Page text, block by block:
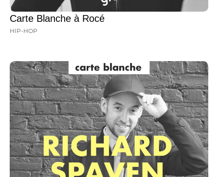
Carte Blanche à Rocé
HIP-HOP